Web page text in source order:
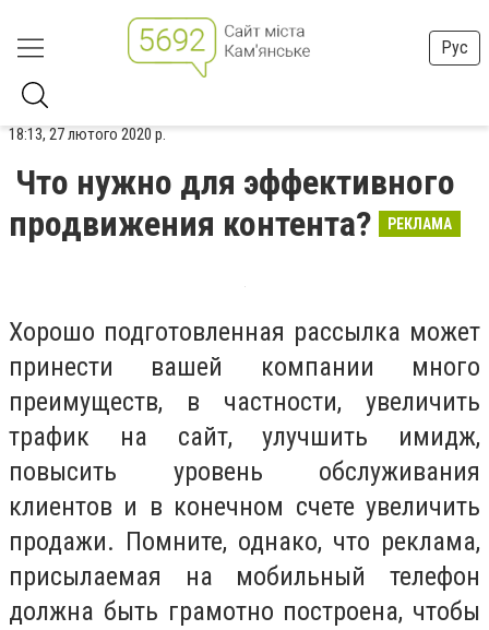
Рус
18:13, 27 лютого 2020 р.
Что нужно для эффективного
продвижения контента?
РЕКЛАМА
Хорошо подготовленная рассылка может
принести вашей компании много
преимуществ, в частности, увеличить
трафик на сайт, улучшить имидж,
повысить уровень обслуживания
клиентов и в конечном счете увеличить
продажи. Помните, однако, что реклама,
присылаемая на мобильный телефон
должна быть грамотно построена, чтобы